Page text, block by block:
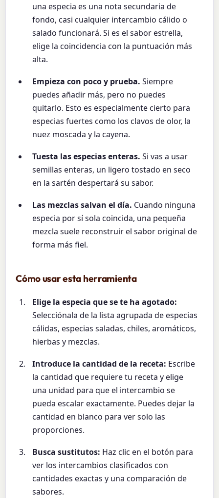
una especia es una nota secundaria de
fondo, casi cualquier intercambio cálido o
salado funcionará. Si es el sabor estrella,
elige la coincidencia con la puntuación más
alta.
Empieza con poco y prueba. Siempre
puedes añadir más, pero no puedes
quitarlo. Esto es especialmente cierto para
especias fuertes como los clavos de olor, la
nuez moscada y la cayena.
Tuesta las especias enteras. Si vas a usar
semillas enteras, un ligero tostado en seco
en la sartén despertará su sabor.
Las mezclas salvan el día. Cuando ninguna
especia por sí sola coincida, una pequeña
mezcla suele reconstruir el sabor original de
forma más fiel.
Cómo usar esta herramienta
Elige la especia que se te ha agotado:
Selecciónala de la lista agrupada de especias
cálidas, especias saladas, chiles, aromáticos,
hierbas y mezclas.
Introduce la cantidad de la receta: Escribe
la cantidad que requiere tu receta y elige
una unidad para que el intercambio se
pueda escalar exactamente. Puedes dejar la
cantidad en blanco para ver solo las
proporciones.
Busca sustitutos: Haz clic en el botón para
ver los intercambios clasificados con
cantidades exactas y una comparación de
sabores.